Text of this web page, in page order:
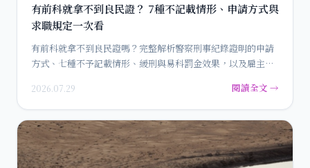
有前科就拿不到良民證？ 7種不記載情形、申請方式與
求職規定一次看
有前科就拿不到良民證嗎？完整解析警察刑事紀錄證明的申請
方式、七種不予記載情形、緩刑與易科罰金效果，以及雇主要
2026.07.29 閱讀全文 →